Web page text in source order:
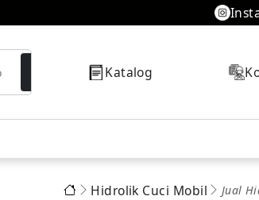
Katalog
Hidrolik Cuci Mobil Jual